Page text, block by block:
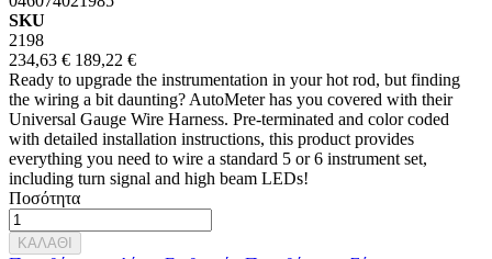
SKU
2198
234,63 € 189,22 €
Ready to upgrade the instrumentation in your hot rod, but finding
the wiring a bit daunting? AutoMeter has you covered with their
Universal Gauge Wire Harness. Pre-terminated and color coded
with detailed installation instructions, this product provides
everything you need to wire a standard 5 or 6 instrument set,
including turn signal and high beam LEDs!
Ποσότητα
ΚΑΛΑΘΙ